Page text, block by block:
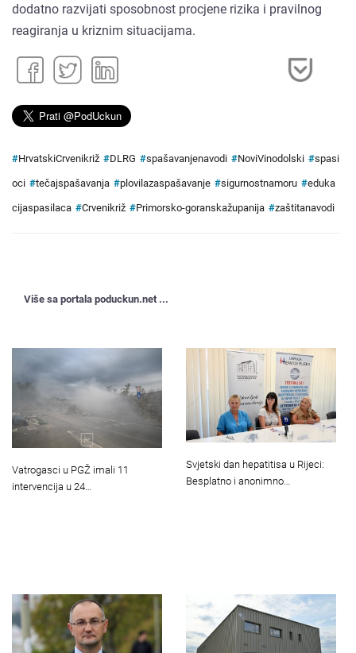
dodatno razvijati sposobnost procjene rizika i pravilnog
reagiranja u kriznim situacijama.
#HrvatskiCrvenikriž #DLRG #spašavanjenavodi #NoviVinodolski #spasi
oci #tečajspašavanja #plovilazaspašavanje #sigurnostnamoru #eduka
cijaspasilaca #Crvenikriž #Primorsko-goranskažupanija #zaštitanavodi
Više sa portala poduckun.net ...
Vatrogasci u PGŽ imali 11
intervencija u 24…
Svjetski dan hepatitisa u Rijeci:
Besplatno i anonimno…